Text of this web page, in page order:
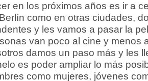
en los próximos años es ir a
como en otras ciudades,
y les vamos a pasar la
van poco al cine y menos
damos un paso más y les
es poder ampliar lo más
como mujeres, jóvenes